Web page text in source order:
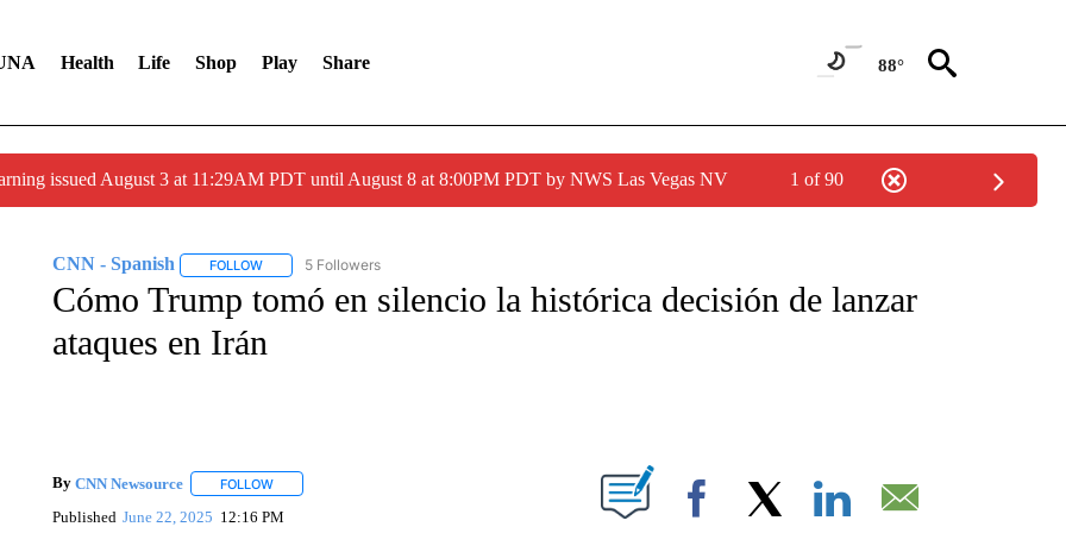
Health Life Shop Play Share 88°
issued August 3 at 11:29AM PDT until August 8 at 8:00PM PDT by NWS Las Vegas NV 1 of 90
CNN - Spanish FOLLOWFOLLOW "CNN - SPANISH" TO RECEIVE NOTIFICATIONS ABOUT NEW PAGES ON "CNN - SPANISH".
5 Followers
Cómo Trump tomó en silencio la histórica decisión de lanzar
ataques en Irán
By CNN Newsource FOLLOWFOLLOW "" TO RECEIVE NOTIFICATIONS ABOUT NEW PAGES ON "".
Published June 22, 2025 12:16 PM Facebook